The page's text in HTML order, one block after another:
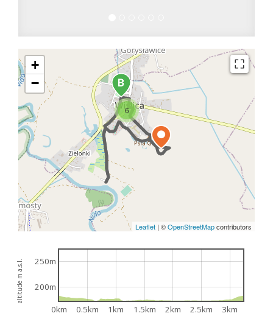
6
+
−
Leaflet | ©OpenStreetMapcontributors
altitude m a.s.l.
0km 0.5km 1km 1.5km 2km 2.5km 3km
200m
250m